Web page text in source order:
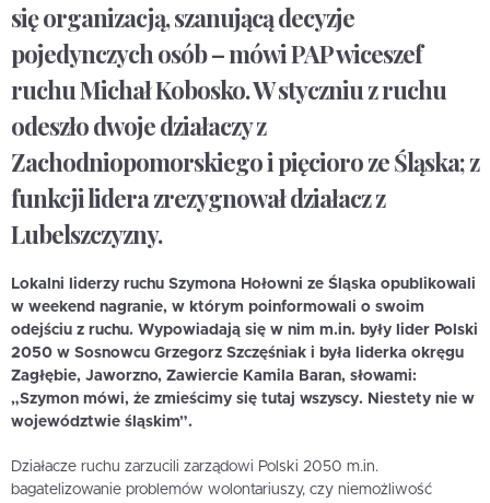
się organizacją, szanującą decyzje
pojedynczych osób – mówi PAP wiceszef
ruchu Michał Kobosko. W styczniu z ruchu
odeszło dwoje działaczy z
Zachodniopomorskiego i pięcioro ze Śląska; z
funkcji lidera zrezygnował działacz z
Lubelszczyzny.
Lokalni liderzy ruchu Szymona Hołowni ze Śląska opublikowali
w weekend nagranie, w którym poinformowali o swoim
odejściu z ruchu. Wypowiadają się w nim m.in. były lider Polski
2050 w Sosnowcu Grzegorz Szczęśniak i była liderka okręgu
Zagłębie, Jaworzno, Zawiercie Kamila Baran, słowami:
„Szymon mówi, że zmieścimy się tutaj wszyscy. Niestety nie w
województwie śląskim”.
Działacze ruchu zarzucili zarządowi Polski 2050 m.in.
bagatelizowanie problemów wolontariuszy, czy niemożliwość